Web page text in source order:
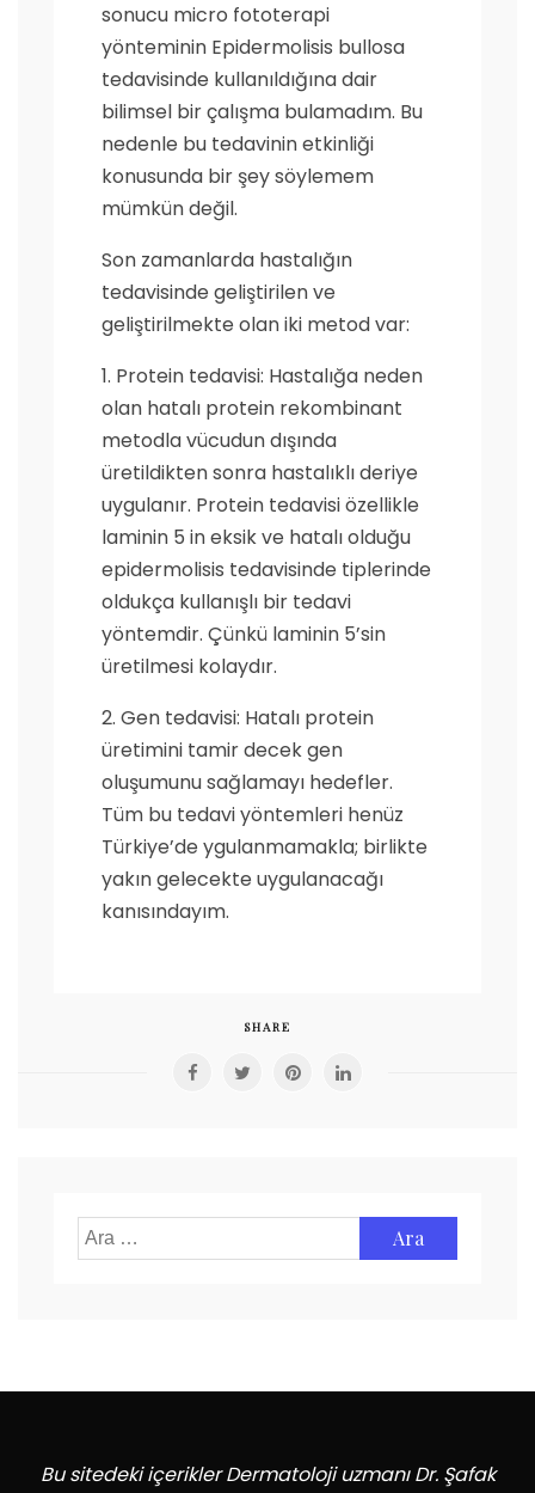
sonucu micro fototerapi
yönteminin Epidermolisis bullosa
tedavisinde kullanıldığına dair
bilimsel bir çalışma bulamadım. Bu
nedenle bu tedavinin etkinliği
konusunda bir şey söylemem
mümkün değil.
Son zamanlarda hastalığın
tedavisinde geliştirilen ve
geliştirilmekte olan iki metod var:
1. Protein tedavisi: Hastalığa neden
olan hatalı protein rekombinant
metodla vücudun dışında
üretildikten sonra hastalıklı deriye
uygulanır. Protein tedavisi özellikle
laminin 5 in eksik ve hatalı olduğu
epidermolisis tedavisinde tiplerinde
oldukça kullanışlı bir tedavi
yöntemdir. Çünkü laminin 5’sin
üretilmesi kolaydır.
2. Gen tedavisi: Hatalı protein
üretimini tamir decek gen
oluşumunu sağlamayı hedefler.
Tüm bu tedavi yöntemleri henüz
Türkiye’de ygulanmamakla; birlikte
yakın gelecekte uygulanacağı
kanısındayım.
SHARE
Arama:
Bu sitedeki içerikler Dermatoloji uzmanı Dr. Şafak